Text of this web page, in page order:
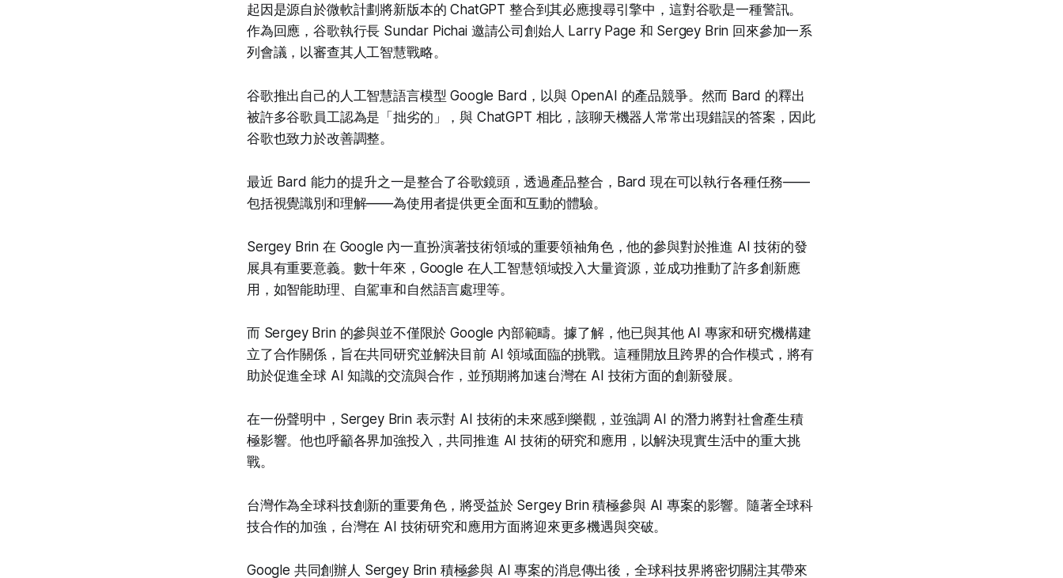
起因是源自於微軟計劃將新版本的 ChatGPT 整合到其必應搜尋引擎中，這對谷歌是一種警訊。
作為回應，谷歌執行長 Sundar Pichai 邀請公司創始人 Larry Page 和 Sergey Brin 回來參加一系
列會議，以審查其人工智慧戰略。
谷歌推出自己的人工智慧語言模型 Google Bard，以與 OpenAI 的產品競爭。然而 Bard 的釋出
被許多谷歌員工認為是「拙劣的」，與 ChatGPT 相比，該聊天機器人常常出現錯誤的答案，因此
谷歌也致力於改善調整。
最近 Bard 能力的提升之一是整合了谷歌鏡頭，透過產品整合，Bard 現在可以執行各種任務——
包括視覺識別和理解——為使用者提供更全面和互動的體驗。
Sergey Brin 在 Google 內一直扮演著技術領域的重要領袖角色，他的參與對於推進 AI 技術的發
展具有重要意義。數十年來，Google 在人工智慧領域投入大量資源，並成功推動了許多創新應
用，如智能助理、自駕車和自然語言處理等。
而 Sergey Brin 的參與並不僅限於 Google 內部範疇。據了解，他已與其他 AI 專家和研究機構建
立了合作關係，旨在共同研究並解決目前 AI 領域面臨的挑戰。這種開放且跨界的合作模式，將有
助於促進全球 AI 知識的交流與合作，並預期將加速台灣在 AI 技術方面的創新發展。
在一份聲明中，Sergey Brin 表示對 AI 技術的未來感到樂觀，並強調 AI 的潛力將對社會產生積
極影響。他也呼籲各界加強投入，共同推進 AI 技術的研究和應用，以解決現實生活中的重大挑
戰。
台灣作為全球科技創新的重要角色，將受益於 Sergey Brin 積極參與 AI 專案的影響。隨著全球科
技合作的加強，台灣在 AI 技術研究和應用方面將迎來更多機遇與突破。
Google 共同創辦人 Sergey Brin 積極參與 AI 專案的消息傳出後，全球科技界將密切關注其帶來